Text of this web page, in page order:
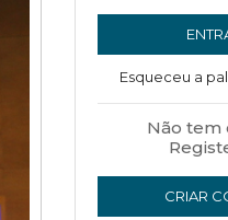
Esqueceu a
Não tem
CRIAR